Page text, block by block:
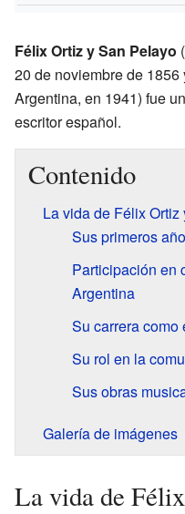
Félix Ortiz y San Pelayo
20 de noviembre de 1856
Argentina, en 1941) fue
escritor español.
Contenido
La vida de Félix
Sus primeros
Participación en
Argentina
Su carrera como
Su rol en la
Sus obras
Galería de imágenes
La vida de